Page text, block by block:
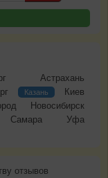
Астрахань
Казань
Киев
Новосибирск
Самара
Уфа
отзывов